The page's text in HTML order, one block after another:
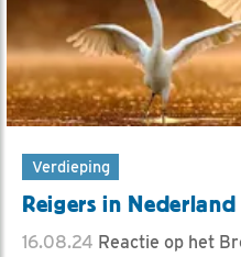
Verdieping
Reigers in
16.08.24 Reactie op het